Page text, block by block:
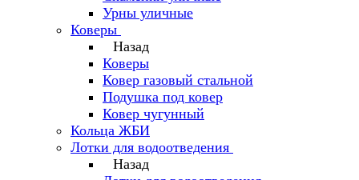
Урны уличные
Коверы
Назад
Коверы
Ковер газовый стальной
Подушка под ковер
Ковер чугунный
Кольца ЖБИ
Лотки для водоотведения
Назад